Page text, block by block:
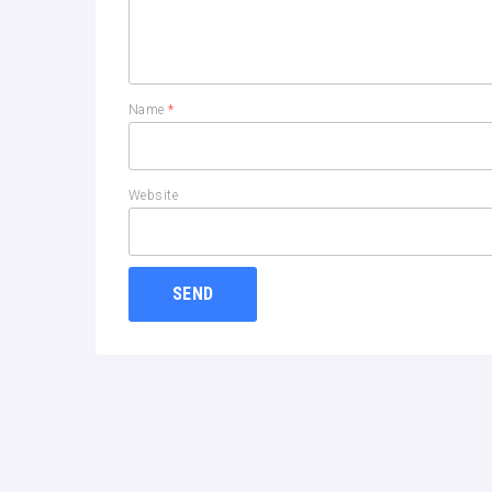
Name*
Website